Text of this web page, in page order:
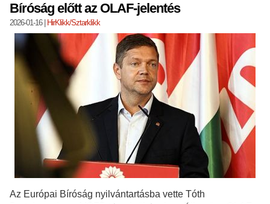
Bíróság előtt az OLAF-jelentés
2026-01-16| HirKlikk/Sztarklikk
Az Európai Bíróság nyilvántartásba vette Tóth